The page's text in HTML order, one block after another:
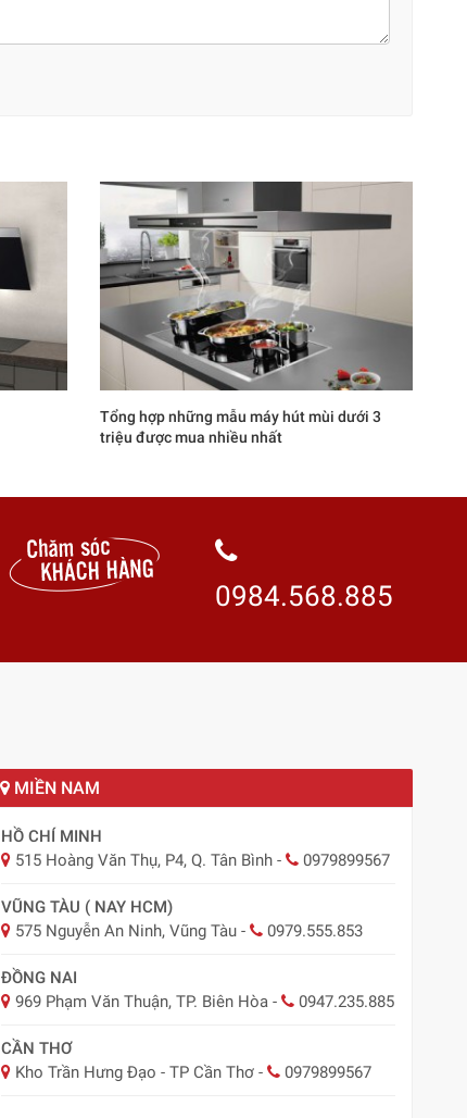
Tổng hợp những mẫu máy hút mùi dưới 3
triệu được mua nhiều nhất
0984.568.885
MIỀN NAM
HỒ CHÍ MINH
515 Hoàng Văn Thụ, P4, Q. Tân Bình - 0979899567
VŨNG TÀU ( NAY HCM)
575 Nguyễn An Ninh, Vũng Tàu - 0979.555.853
ĐỒNG NAI
969 Phạm Văn Thuận, TP. Biên Hòa - 0947.235.885
CẦN THƠ
Kho Trần Hưng Đạo - TP Cần Thơ - 0979899567